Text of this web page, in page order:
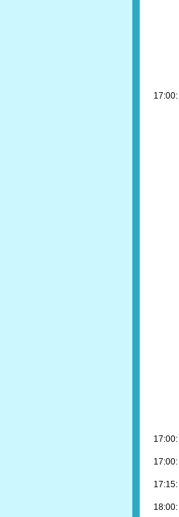
17:00:
17:00:
17:00:
17:15:
18:00: